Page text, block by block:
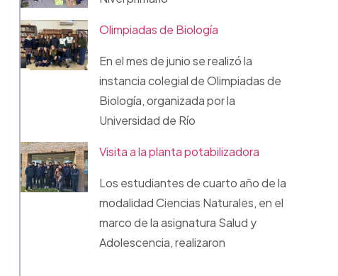
Olimpiadas de Biología
En el mes de junio se realizó la
instancia colegial de Olimpiadas de
Biología, organizada por la
Universidad de Río
Visita a la planta potabilizadora
Los estudiantes de cuarto año de la
modalidad Ciencias Naturales, en el
marco de la asignatura Salud y
Adolescencia, realizaron